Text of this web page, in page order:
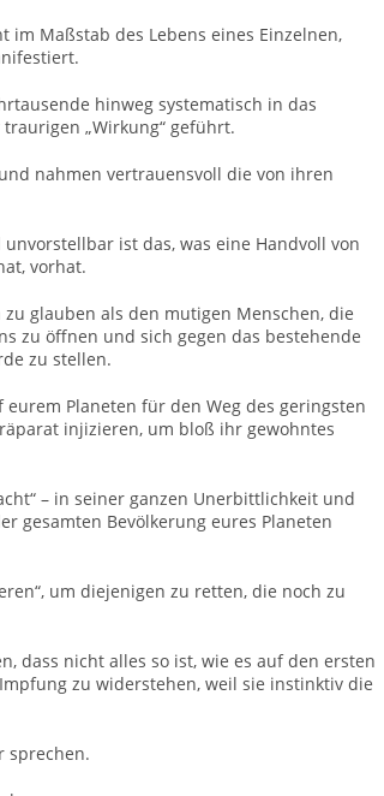
im Maßstab des Lebens eines Einzelnen,
hinweg systematisch in das
„Wirkung“ geführt.
nahmen vertrauensvoll die von ihren
ist das, was eine Handvoll von
vorhat.
glauben als den mutigen Menschen, die
zu öffnen und sich gegen das bestehende
zu stellen.
Planeten für den Weg des geringsten
injizieren, um bloß ihr gewohntes
– in seiner ganzen Unerbittlichkeit und
gesamten Bevölkerung eures Planeten
um diejenigen zu retten, die noch zu
dass nicht alles so ist, wie es auf den ersten
zu widerstehen, weil sie instinktiv die
sprechen.